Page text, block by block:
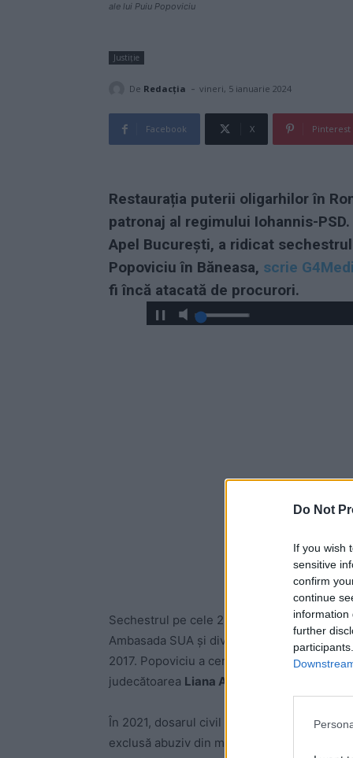
Do Not
If you wish
sensitive
confirm
continue
information
further
ale lui Puiu Popoviciu
Justiție
De Redacţia - vineri, 5 ianuarie 2024
Facebook X Pinterest
Restaurația puterii oligarhilor în
patronaj al regimului Iohannis-
Apel București, a ridicat
Popoviciu în Băneasa, scrie
fi încă atacată de procurori.
Sechestrul pe cele 226 de hectare din
Ambasada SUA și diverse companii, a fost
2017. Popoviciu a cerut redeschiderea
judecătoarea Liana Arsenie,
În 2021, dosarul civil al afacerii Băneasa
exclusă abuziv din magistratură de